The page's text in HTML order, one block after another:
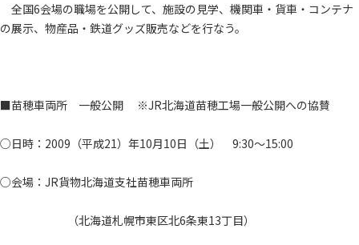
全国6会場の職場を公開して、施設の見学、機関車・貨車・コンテナ
の展示、物産品・鉄道グッズ販売などを行なう。
■苗穂車両所 一般公開 ※JR北海道苗穂工場一般公開への協賛
○日時：2009（平成21）年10月10日（土） 9:30～15:00
○会場：JR貨物北海道支社苗穂車両所
（北海道札幌市東区北6条東13丁目）